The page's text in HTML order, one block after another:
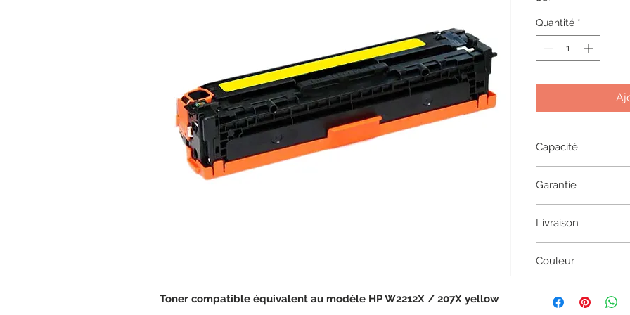
Toner compatible équivalent au modèle HP W2212X / 207X yellow
Quantité *
Capacité
Garantie
Livraison
Couleur